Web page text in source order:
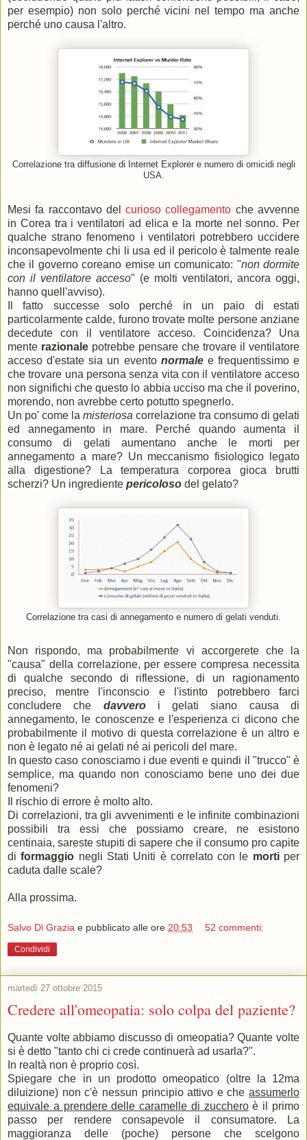
per esempio) non solo perché vicini nel tempo ma anche
perché uno causa l'altro.
Correlazione tra diffusione di Internet Explorer e numero di omicidi negli
USA.
Mesi fa raccontavo delcurioso collegamento che avvenne
in Corea tra i ventilatori ad elica e la morte nel sonno. Per
qualche strano fenomeno i ventilatori potrebbero uccidere
inconsapevolmente chi li usa ed il pericolo è talmente reale
che il governo coreano emise un comunicato: "non dormite
con il ventilatore acceso" (e molti ventilatori, ancora oggi,
hanno quell'avviso).
Il fatto successe solo perché in un paio di estati
particolarmente calde, furono trovate molte persone anziane
decedute con il ventilatore acceso. Coincidenza? Una
mente razionale potrebbe pensare che trovare il ventilatore
acceso d'estate sia un evento normale e frequentissimo e
che trovare una persona senza vita con il ventilatore acceso
non significhi che questo lo abbia ucciso ma che il poverino,
morendo, non avrebbe certo potutto spegnerlo.
Un po' come la misteriosa correlazione tra consumo di gelati
ed annegamento in mare. Perché quando aumenta il
consumo di gelati aumentano anche le morti per
annegamento a mare? Un meccanismo fisiologico legato
alla digestione? La temperatura corporea gioca brutti
scherzi? Un ingrediente pericoloso del gelato?
Correlazione tra casi di annegamento e numero di gelati venduti.
Non rispondo, ma probabilmente vi accorgerete che la
"causa" della correlazione, per essere compresa necessita
di qualche secondo di riflessione, di un ragionamento
preciso, mentre l'inconscio e l'istinto potrebbero farci
concludere che davvero i gelati siano causa di
annegamento, le conoscenze e l'esperienza ci dicono che
probabilmente il motivo di questa correlazione è un altro e
non è legato né ai gelati né ai pericoli del mare.
In questo caso conosciamo i due eventi e quindi il "trucco" è
semplice, ma quando non conosciamo bene uno dei due
fenomeni?
Il rischio di errore è molto alto.
Di correlazioni, tra gli avvenimenti e le infinite combinazioni
possibili tra essi che possiamo creare, ne esistono
centinaia, sareste stupiti di sapere che il consumo pro capite
diformaggio negli Stati Uniti è correlato con le morti per
caduta dalle scale?
Alla prossima.
Salvo Di Grazia e pubblicato alle ore 20:53 52 commenti:
Condividi
martedì 27 ottobre 2015
Credere all'omeopatia: solo colpa del paziente?
Quante volte abbiamo discusso di omeopatia? Quante volte
si è detto "tanto chi ci crede continuerà ad usarla?".
In realtà non è proprio così.
Spiegare che in un prodotto omeopatico (oltre la 12ma
diluizione) non c'è nessun principio attivo e che assumerlo
equivale a prendere delle caramelle di zuccheroè il primo
passo per rendere consapevole il consumatore. La
maggioranza delle (poche) persone che scelgono